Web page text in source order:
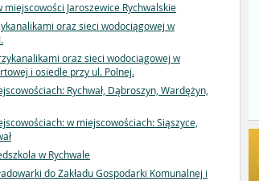
Jaroszewice Rychwalskie
oraz sieci wodociągowej w
oraz sieci wodociągowej w
i osiedle przy ul. Polnej.
Rychwał, Dąbroszyn, Wardężyn,
w miejscowościach: Siąszyce,
w Rychwale
do Zakładu Gospodarki Komunalnej i